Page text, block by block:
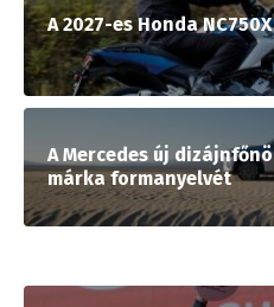
A 2027-es Honda
A Mercedes új
márka formanyelvét